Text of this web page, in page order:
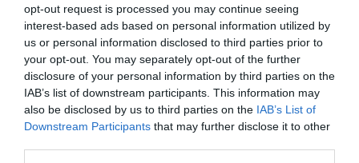
opt-out request is processed you may continue seeing
interest-based ads based on personal information utilized by
us or personal information disclosed to third parties prior to
your opt-out. You may separately opt-out of the further
disclosure of your personal information by third parties on the
IAB’s list of downstream participants. This information may
also be disclosed by us to third parties on the IAB’s List of
Downstream Participants that may further disclose it to other
zakupu.
W przypadku chęci rozszerzenia gwarancji po upływie
30 dni od momentu zakupu, kalkulacja wykonywana jest
indywidualnie. Wówczas prosimy o przesłanie numeru
Service Tag urządzenia.
Deklarowana waga jest wagą minimalną i może różnić się w